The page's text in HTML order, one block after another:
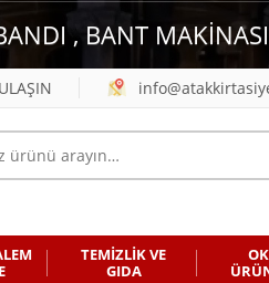
, BANT MAKİNASI
TEMİZLİK VE
GIDA